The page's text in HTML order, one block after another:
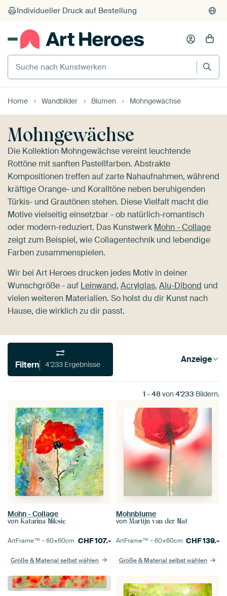
Suche nach Kunstwerken
Home Wandbilder Blumen Mohngewächse
Mohngewächse
Die Kollektion Mohngewächse vereint leuchtende
Rottöne mit sanften Pastellfarben. Abstrakte
Kompositionen treffen auf zarte Nahaufnahmen, während
kräftige Orange- und Koralltöne neben beruhigenden
Türkis- und Grautönen stehen. Diese Vielfalt macht die
Motive vielseitig einsetzbar - ob natürlich-romantisch
oder modern-reduziert. Das Kunstwerk Mohn - Collage
zeigt zum Beispiel, wie Collagentechnik und lebendige
Farben zusammenspielen.
Wir bei Art Heroes drucken jedes Motiv in deiner
Wunschgröße - auf Leinwand, Acrylglas, Alu-Dibond und
vielen weiteren Materialien. So holst du dir Kunst nach
Hause, die wirklich zu dir passt.
Filtern 4'233 Ergebnisse Anzeige
1 - 48von4'233 Bildern.
Mohn - Collage
von Katarina Niksic
ArtFrame™ –60×60cm CHF107.-
Größe & Material selbst wählen
Mohnblume
von Martijn van der Nat
ArtFrame™ –60×60cm CHF139.-
Größe & Material selbst wählen